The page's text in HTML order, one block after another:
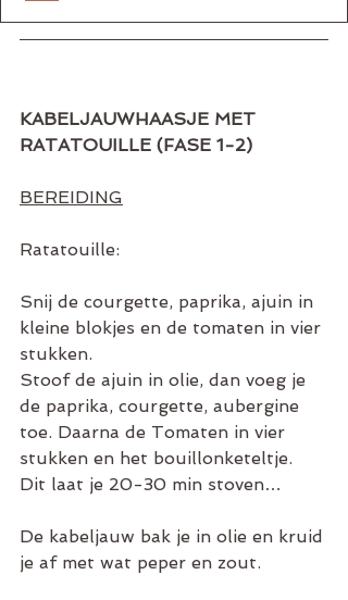
KABELJAUWHAASJE MET
RATATOUILLE (FASE 1-2)
BEREIDING
Ratatouille:
Snij de courgette, paprika, ajuin in
kleine blokjes en de tomaten in vier
stukken.
Stoof de ajuin in olie, dan voeg je
de paprika, courgette, aubergine
toe. Daarna de Tomaten in vier
stukken en het bouillonketeltje.
Dit laat je 20-30 min stoven…
De kabeljauw bak je in olie en kruid
je af met wat peper en zout.